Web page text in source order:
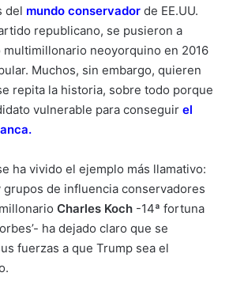
del mundo conservador de EE.UU.
republicano, se pusieron a
neoyorquino en 2016
Muchos, sin embargo, quieren
repita la historia, sobre todo porque
vulnerable para conseguir el
ha vivido el ejemplo más llamativo:
grupos de influencia conservadores
Charles Koch -14ª fortuna
ha dejado claro que se
fuerzas a que Trump sea el